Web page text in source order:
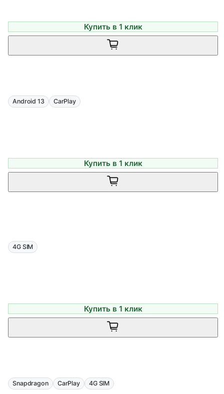
Купить в 1 клик
Android 13 CarPlay
Купить в 1 клик
4G SIM
Купить в 1 клик
Snapdragon CarPlay 4G SIM